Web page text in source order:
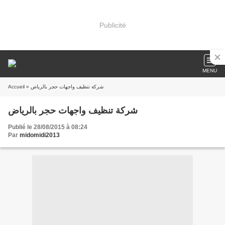
Publicité
MENU
Accueil » شركة تنظيف واجهات حجر بالرياض
شركة تنظيف واجهات حجر بالرياض
Publié le 28/08/2015 à 08:24
Par midomidi2013